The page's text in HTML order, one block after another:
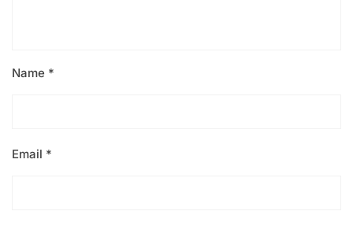
Name *
Email *